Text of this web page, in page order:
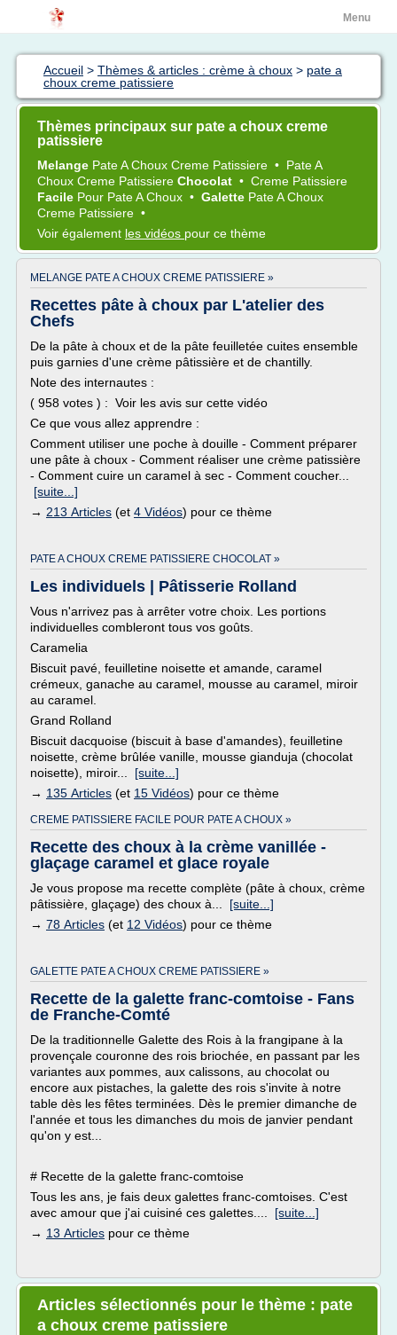
Menu
Accueil > Thèmes & articles : crème à choux > pate a
choux creme patissiere
Thèmes principaux sur pate a choux creme
patissiere
Melange PateAChoux Creme Patissiere • PateA
Choux Creme Patissiere Chocolat • Creme Patissiere
Facile Pour PateAChoux • Galette PateAChoux
Creme Patissiere •
Voir également les vidéos pour ce thème
MELANGE PATE A CHOUX CREME PATISSIERE »
Recettes pâte à choux par L'atelier des
Chefs
De la pâte à choux et de la pâte feuilletée cuites ensemble
puis garnies d'une crème pâtissière et de chantilly.
Note des internautes :
( 958 votes ) : Voir les avis sur cette vidéo
Ce que vous allez apprendre :
Comment utiliser une poche à douille - Comment préparer
une pâte à choux - Comment réaliser une crème patissière
- Comment cuire un caramel à sec - Comment coucher...
[suite...]
→ 213 Articles (et 4 Vidéos) pour ce thème
PATE A CHOUX CREME PATISSIERE CHOCOLAT »
Les individuels | Pâtisserie Rolland
Vous n'arrivez pas à arrêter votre choix. Les portions
individuelles combleront tous vos goûts.
Caramelia
Biscuit pavé, feuilletine noisette et amande, caramel
crémeux, ganache au caramel, mousse au caramel, miroir
au caramel.
Grand Rolland
Biscuit dacquoise (biscuit à base d'amandes), feuilletine
noisette, crème brûlée vanille, mousse gianduja (chocolat
noisette), miroir... [suite...]
→ 135 Articles (et 15 Vidéos) pour ce thème
CREME PATISSIERE FACILE POUR PATE A CHOUX »
Recette des choux à la crème vanillée -
glaçage caramel et glace royale
Je vous propose ma recette complète (pâte à choux, crème
pâtissière, glaçage) des choux à... [suite...]
→ 78 Articles (et 12 Vidéos) pour ce thème
GALETTE PATE A CHOUX CREME PATISSIERE »
Recette de la galette franc-comtoise - Fans
de Franche-Comté
De la traditionnelle Galette des Rois à la frangipane à la
provençale couronne des rois briochée, en passant par les
variantes aux pommes, aux calissons, au chocolat ou
encore aux pistaches, la galette des rois s'invite à notre
table dès les fêtes terminées. Dès le premier dimanche de
l'année et tous les dimanches du mois de janvier pendant
qu'on y est...
# Recette de la galette franc-comtoise
Tous les ans, je fais deux galettes franc-comtoises. C'est
avec amour que j'ai cuisiné ces galettes.... [suite...]
→ 13 Articles pour ce thème
Articles sélectionnés pour le thème : pate
a choux creme patissiere